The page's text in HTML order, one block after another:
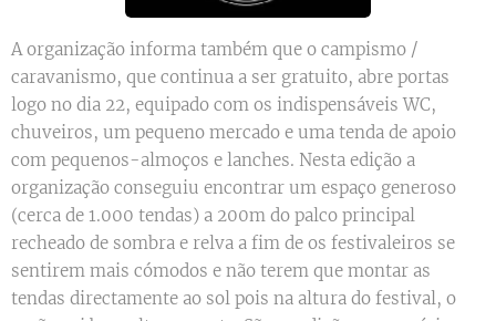
A organização informa também que o campismo /
caravanismo, que continua a ser gratuito, abre portas
logo no dia 22, equipado com os indispensáveis WC,
chuveiros, um pequeno mercado e uma tenda de apoio
com pequenos-almoços e lanches. Nesta edição a
organização conseguiu encontrar um espaço generoso
(cerca de 1.000 tendas) a 200m do palco principal
recheado de sombra e relva a fim de os festivaleiros se
sentirem mais cómodos e não terem que montar as
tendas directamente ao sol pois na altura do festival, o